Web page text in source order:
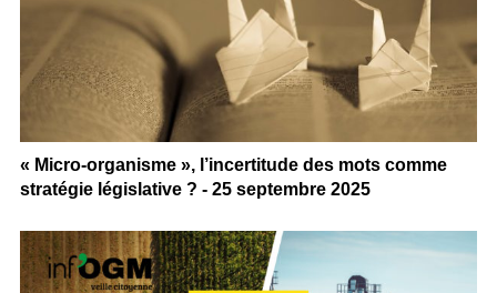
« Micro-organisme », l’incertitude des mots comme
stratégie législative ? - 25 septembre 2025